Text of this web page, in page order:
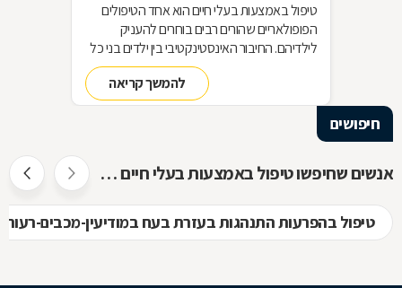
טיפול באמצעות בעלי חיים הוא אחד הטיפולים
הפופולאריים שהורים רבים בוחרים להעניק
לילדיהם. החיבור האינסטינקטיבי בין ילדים בני כל
הגילים לבין בעלי חיים, משמש בסיס מצוין ליצירת
קשר רגשי, לפתיחות רבה יותר, לאחריות כלפי
הזולת, ליכולת לקבל אהבה וחום ועוד-ועוד. הקשר
המסלול להכשרת מטפלים בתחום? בכתבה
להמשך קריאה
חיפושים
אנשים שחיפשו טיפול באמצעות בעלי חיים חיפשו גם
טיפול בהפרעות התנהגות בעזרת בעח במודיעין-מכבים-רעות